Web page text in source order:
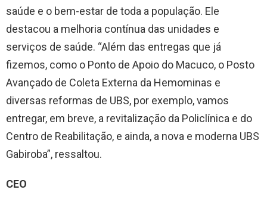
saúde e o bem-estar de toda a população. Ele
destacou a melhoria contínua das unidades e
serviços de saúde. “Além das entregas que já
fizemos, como o Ponto de Apoio do Macuco, o Posto
Avançado de Coleta Externa da Hemominas e
diversas reformas de UBS, por exemplo, vamos
entregar, em breve, a revitalização da Policlínica e do
Centro de Reabilitação, e ainda, a nova e moderna UBS
Gabiroba”, ressaltou.
CEO